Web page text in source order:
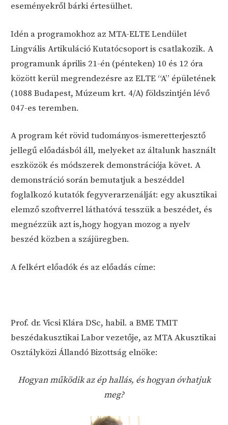
eseményekről bárki értesülhet.
Idén a programokhoz az MTA-ELTE Lendület
Lingvális Artikuláció Kutatócsoport is csatlakozik. A
programunk április 21-én (pénteken) 10 és 12 óra
között kerül megrendezésre az ELTE “A” épületének
(1088 Budapest, Múzeum krt. 4/A) földszintjén lévő
047-es teremben.
A program két rövid tudományos-ismeretterjesztő
jellegű előadásból áll, melyeket az általunk használt
eszközök és módszerek demonstrációja követ. A
demonstráció során bemutatjuk a beszéddel
foglalkozó kutatók fegyverarzenálját: egy akusztikai
elemző szoftverrel láthatóvá tesszük a beszédet, és
megnézzük azt is,hogy hogyan mozog a nyelv
beszéd közben a szájüregben.
A felkért előadók és az előadás címe:
Prof. dr. Vicsi Klára DSc, habil. a BME TMIT
beszédakusztikai Labor vezetője, az MTA Akusztikai
Osztályközi Állandó Bizottság elnöke:
Hogyan működik az ép hallás, és hogyan óvhatjuk
meg?